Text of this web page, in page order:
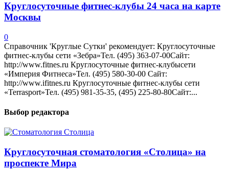
Круглосуточные фитнес-клубы 24 часа на карте
Москвы
0
Справочник 'Круглые Сутки' рекомендует: Круглосуточные
фитнес-клубы сети «Зебра»Тел. (495) 363-07-00Сайт:
http://www.fitnes.ru Круглосуточные фитнес-клубысети
«Империя Фитнеса»Тел. (495) 580-30-00 Сайт:
http://www.ifitnes.ru Круглосуточные фитнес-клубы сети
«Terrasport»Тел. (495) 981-35-35, (495) 225-80-80Сайт:...
Выбор редактора
Круглосуточная стоматология «Столица» на
проспекте Мира